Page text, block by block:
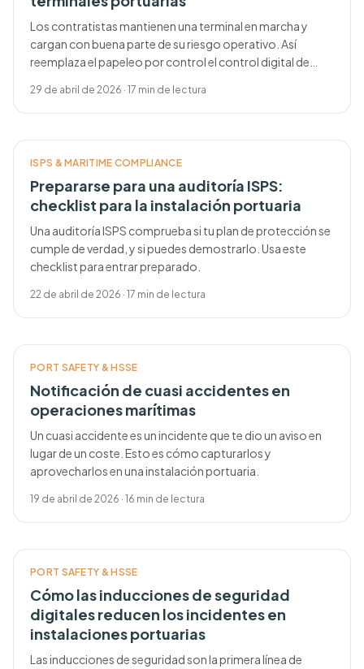
Los contratistas mantienen una terminal en marcha y
cargan con buena parte de su riesgo operativo. Así
reemplaza el papeleo por control el control digital de
29 de abril de 2026 · 17 min de lectura
ISPS & MARITIME COMPLIANCE
Prepararse para una auditoría ISPS:
checklist para la instalación portuaria
Una auditoría ISPS comprueba si tu plan de protección se
cumple de verdad, y si puedes demostrarlo. Usa este
checklist para entrar preparado.
22 de abril de 2026 · 17 min de lectura
PORT SAFETY & HSSE
Notificación de cuasi accidentes en
operaciones marítimas
Un cuasi accidente es un incidente que te dio un aviso en
lugar de un coste. Esto es cómo capturarlos y
aprovecharlos en una instalación portuaria.
19 de abril de 2026 · 16 min de lectura
PORT SAFETY & HSSE
Cómo las inducciones de seguridad
digitales reducen los incidentes en
instalaciones portuarias
Las inducciones de seguridad son la primera línea de